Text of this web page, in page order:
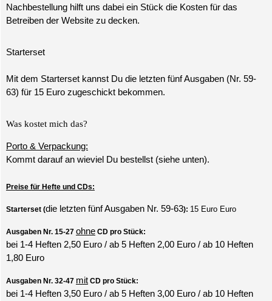
Nachbestellung hilft uns dabei ein Stück die Kosten für das
Betreiben der Website zu decken.
Starterset
Mit dem Starterset kannst Du die letzten fünf Ausgaben (Nr. 59-
63) für 15 Euro zugeschickt bekommen.
Was kostet mich das?
Porto & Verpackung:
Kommt darauf an wieviel Du bestellst (siehe unten).
Preise für Hefte und CDs:
Starterset (die letzten fünf Ausgaben Nr. 59-63): 15 Euro Euro
Ausgaben Nr. 15-27 ohneCD pro Stück:
bei 1-4 Heften 2,50 Euro / ab 5 Heften 2,00 Euro / ab 10 Heften
1,80 Euro
Ausgaben Nr. 32-47 mitCD pro Stück:
bei 1-4 Heften 3,50 Euro / ab 5 Heften 3,00 Euro / ab 10 Heften